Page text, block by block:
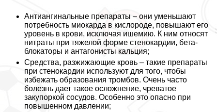
Антиангинальные препараты – они уменьшают
потребность миокарда в кислороде, повышают его
уровень в крови, исключая ишемию. К ним относят
нитраты при тяжелой форме стенокардии, бета-
блокаторы и антагонисты кальция;
Средства, разжижающие кровь – такие препараты
при стенокардии используют для того, чтобы
избежать образования тромбов. Очень часто
болезнь дает такое осложнение, чреватое
закупоркой сосудов. Особенно это опасно при
повышенном давлении;